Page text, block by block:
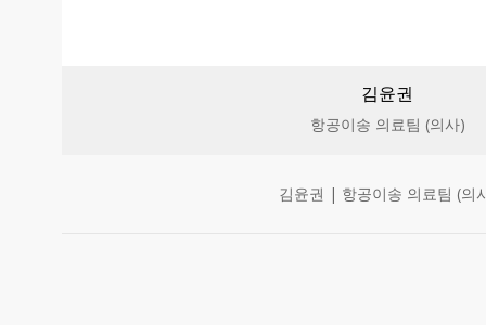
김윤권
항공이송 의료팀 (의사)
김윤권 | 항공이송 의료팀 (의